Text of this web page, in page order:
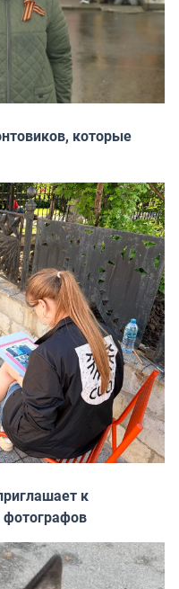
которые
к
фотографов